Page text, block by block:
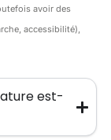
avoir des
accessibilité),
est-